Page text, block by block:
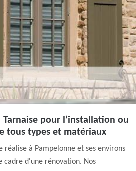
pour l’installation ou
tous types et matériaux
réalise à Pampelonne et ses environs
cadre d'une rénovation. Nos